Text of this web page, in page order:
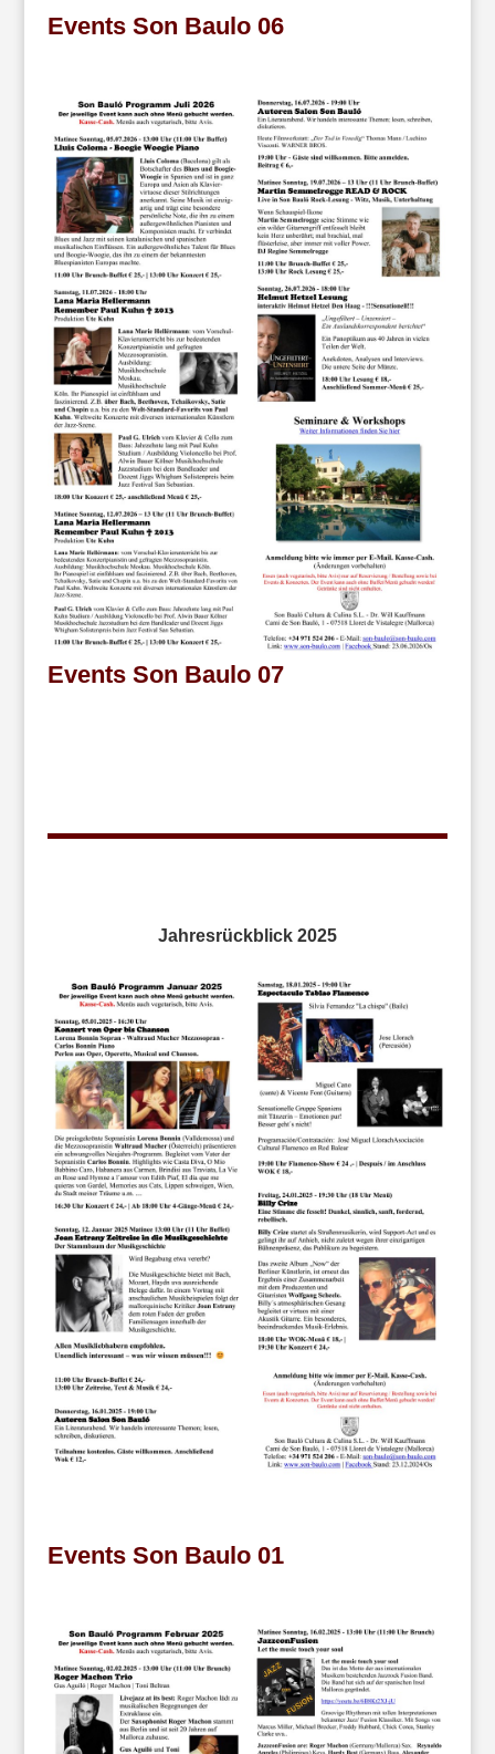
Events Son Baulo 06
Events Son Baulo 07
Jahresrückblick 2025
Events Son Baulo 01